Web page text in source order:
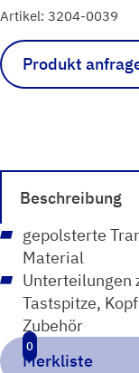
Merkliste
0
Artikel: 3204-0039
Tasche
S4
Menge
Produkt
Beschreibung
gepolsterte
Material
Unterteilungen
Tastspitze,
Zubehör